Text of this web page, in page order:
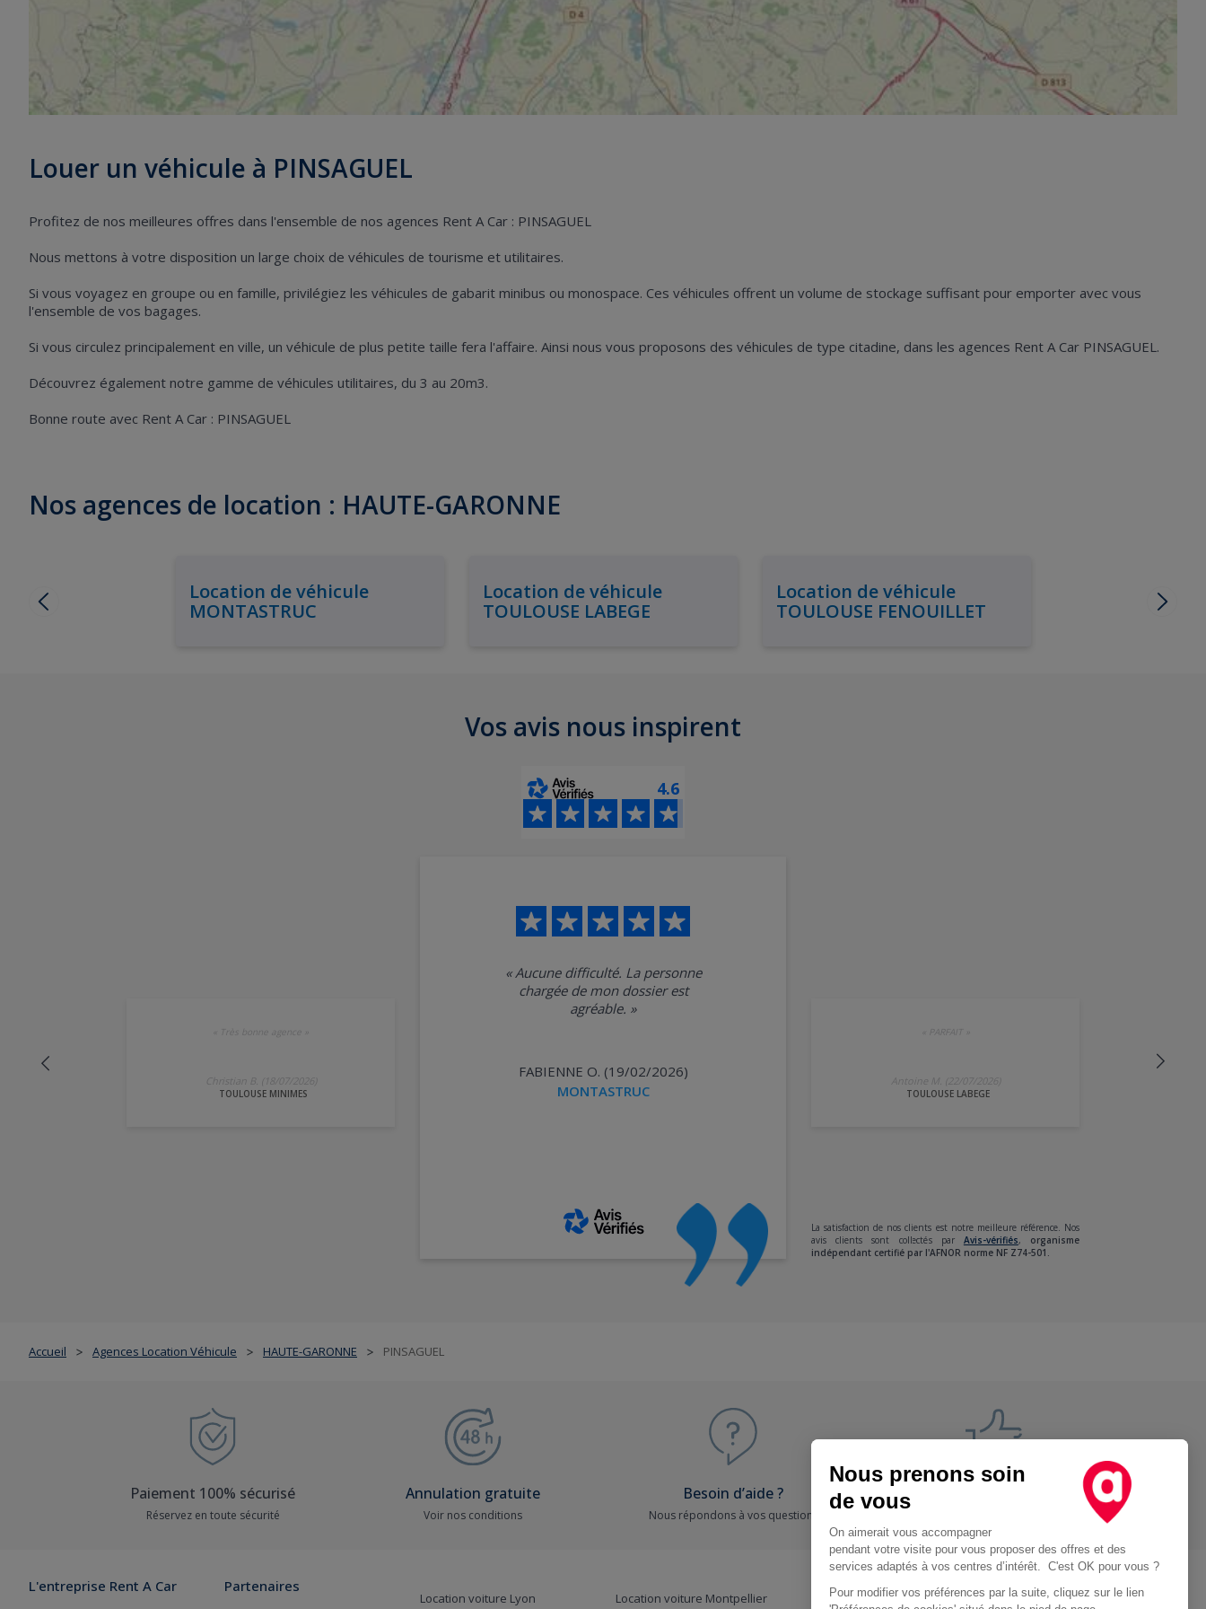
Accueil > Agences Location Véhicule > HAUTE-GARONNE > PINSAGUEL
Louer un véhicule à PINSAGUEL
Profitez de nos meilleures offres dans l'ensemble de nos agences Rent A Car : PINSAGUEL
Nous mettons à votre disposition un large choix de véhicules de tourisme et utilitaires.
Si vous voyagez en groupe ou en famille, privilégiez les véhicules de gabarit minibus ou monospace. Ces véhicules offrent un volume de stockage suffisant pour emporter avec vous
l'ensemble de vos bagages.
Si vous circulez principalement en ville, un véhicule de plus petite taille fera l'affaire. Ainsi nous vous proposons des véhicules de type citadine, dans les agences Rent A Car PINSAGUEL.
Découvrez également notre gamme de véhicules utilitaires, du 3 au 20m3.
Bonne route avec Rent A Car : PINSAGUEL
Nos agences de location : HAUTE-GARONNE
Location de véhicule
MONTASTRUC
Location de véhicule
TOULOUSE LABEGE
Location de véhicule
TOULOUSE FENOUILLET
Vos avis nous inspirent
4.6
Très bonne agence
Christian B. (18/07/2026)
TOULOUSE MINIMES
«Aucune difficulté. La personne
chargée de mon dossier est
agréable. »
FABIENNE O. (19/02/2026)
MONTASTRUC
PARFAIT
Antoine M. (22/07/2026)
TOULOUSE LABEGE
La satisfaction de nos clients est notre meilleure référence. Nos
avis clients sont collectés par Avis-vérifiés, organisme
indépendant certifié par l'AFNOR norme NF Z74-501.
Paiement 100% sécurisé
Réservez en toute sécurité
Annulation gratuite
Voir nos conditions
Besoin d’aide ?
Nous répondons à vos questions
L'entreprise Rent A Car Partenaires
Location voiture Lyon Location voiture Montpellier Location d'utilitaire à Paris
Nous prenons soin
de vous
On aimerait vous accompagner
pendant votre visite pour vous proposer des offres et des
services adaptés à vos centres d’intérêt. C'est OK pour vous ?
Pour modifier vos préférences par la suite, cliquez sur le lien